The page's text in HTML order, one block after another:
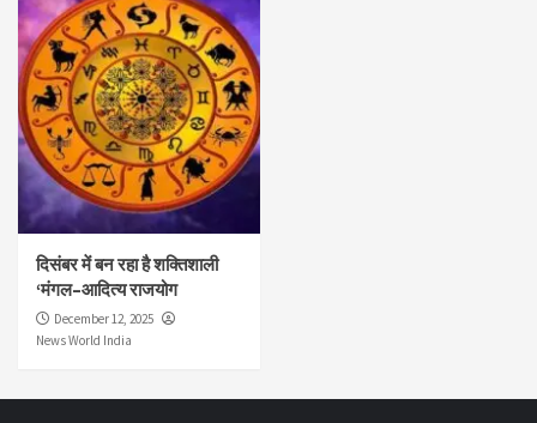
दिसंबर में बन रहा है शक्तिशाली
‘मंगल–आदित्य राजयोग
December 12, 2025
News World India